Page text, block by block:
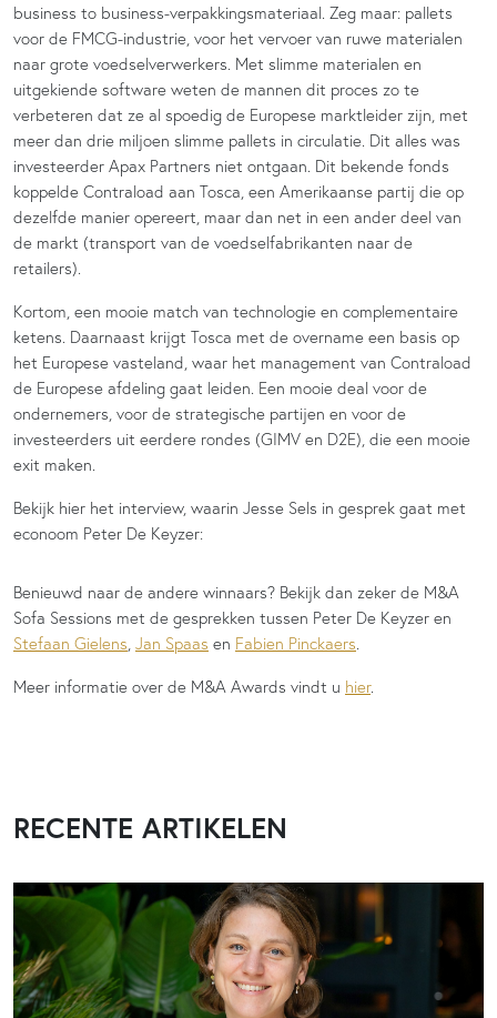
business to business-verpakkingsmateriaal. Zeg maar: pallets
voor de FMCG-industrie, voor het vervoer van ruwe materialen
naar grote voedselverwerkers. Met slimme materialen en
uitgekiende software weten de mannen dit proces zo te
verbeteren dat ze al spoedig de Europese marktleider zijn, met
meer dan drie miljoen slimme pallets in circulatie. Dit alles was
investeerder Apax Partners niet ontgaan. Dit bekende fonds
koppelde Contraload aan Tosca, een Amerikaanse partij die op
dezelfde manier opereert, maar dan net in een ander deel van
de markt (transport van de voedselfabrikanten naar de
retailers).
Kortom, een mooie match van technologie en complementaire
ketens. Daarnaast krijgt Tosca met de overname een basis op
het Europese vasteland, waar het management van Contraload
de Europese afdeling gaat leiden. Een mooie deal voor de
ondernemers, voor de strategische partijen en voor de
investeerders uit eerdere rondes (GIMV en D2E), die een mooie
exit maken.
Bekijk hier het interview, waarin Jesse Sels in gesprek gaat met
econoom Peter De Keyzer:
Benieuwd naar de andere winnaars? Bekijk dan zeker de M&A
Sofa Sessions met de gesprekken tussen Peter De Keyzer en
Stefaan Gielens, Jan Spaas en Fabien Pinckaers.
Meer informatie over de M&A Awards vindt u hier.
RECENTE ARTIKELEN